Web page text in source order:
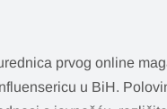
prvog online
u BiH.